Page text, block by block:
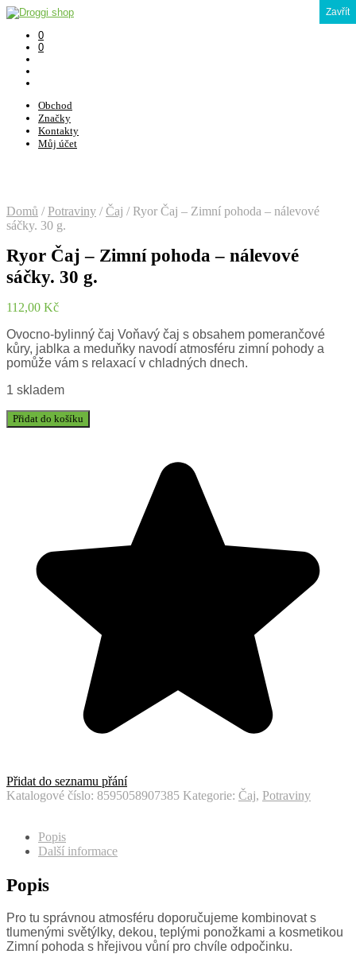
0
0
Obchod
Značky
Kontakty
Můj účet
Domů / Potraviny / Čaj /Ryor Čaj – Zimní pohoda – nálevové
sáčky. 30 g.
Ryor Čaj – Zimní pohoda – nálevové
sáčky. 30 g.
112,00 Kč
Ovocno-bylinný čaj Voňavý čaj s obsahem pomerančové
kůry, jablka a meduňky navodí atmosféru zimní pohody a
pomůže vám s relaxací v chladných dnech.
1 skladem
Přidat do košíku
Přidat do seznamu přání
Katalogové číslo: 8595058907385 Kategorie: Čaj, Potraviny
Popis
Další informace
Popis
Pro tu správnou atmosféru doporučujeme kombinovat s
tlumenými světýlky, dekou, teplými ponožkami a kosmetikou
Zimní pohoda s hřejivou vůní pro chvíle odpočinku.
Zavřít